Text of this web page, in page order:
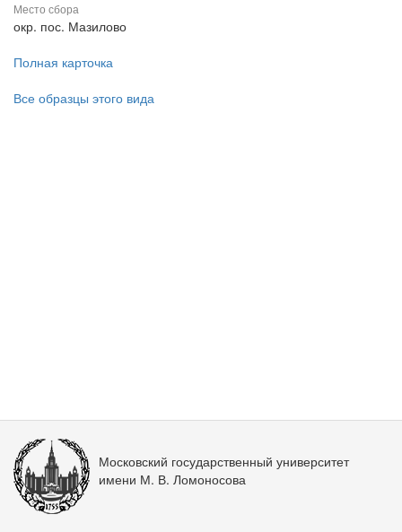
Место сбора
окр. пос. Мазилово
Полная карточка
Все образцы этого вида
Московский государственный университет
имени М. В. Ломоносова